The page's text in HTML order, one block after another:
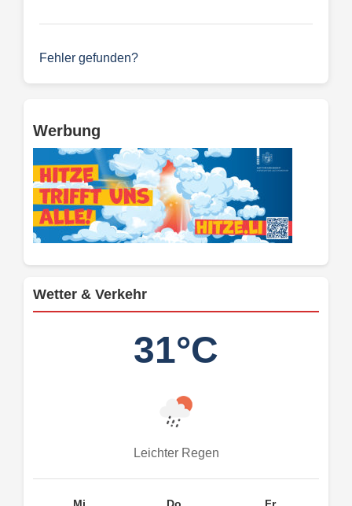
Fehler gefunden?
Werbung
Wetter & Verkehr
31°C
Leichter Regen